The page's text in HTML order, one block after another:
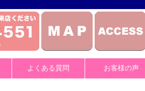
よくある質問 お客様の声